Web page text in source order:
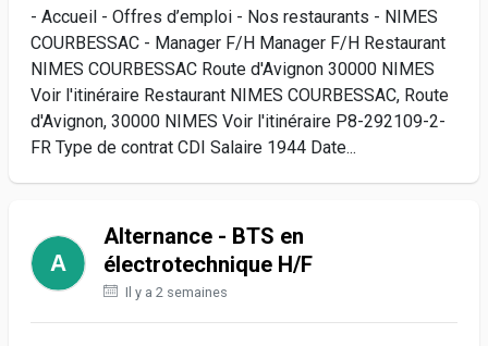
- Accueil - Offres d’emploi - Nos restaurants - NIMES
COURBESSAC - Manager F/H Manager F/H Restaurant
NIMES COURBESSAC Route d'Avignon 30000 NIMES
Voir l'itinéraire Restaurant NIMES COURBESSAC, Route
d'Avignon, 30000 NIMES Voir l'itinéraire P8-292109-2-
FR Type de contrat CDI Salaire 1944 Date...
Alternance - BTS en
électrotechnique H/F
Il y a 2 semaines